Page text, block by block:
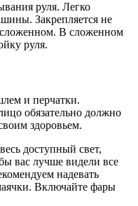
руля. Легко
Закрепляется не
В сложенном
руля.
и перчатки.
обязательно должно
здоровьем.
доступный свет,
вас лучше видели все
надевать
Включайте фары